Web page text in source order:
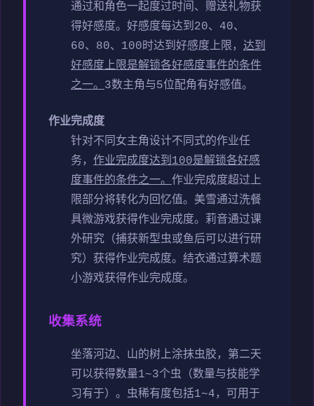
通过和角色一起度过时间、赠送礼物获
得好感度。 好感度每达到20、40、
60、80、100时达到好感度上限， 达到
好感度上限是解锁各好感度事件的条件
之一。 3数主角与5位配角有好感值。
作业完成度
针对不同女主角设计不同式的作业任
务， 作业完成度达到100是解锁各好感
度事件的条件之一。 作业完成度超过上
限部分将转化为回忆值。 美雪通过洗餐
具微游戏获得作业完成度。 莉音通过课
外研究（捕获新型虫或鱼后可以进行研
究）获得作业完成度。 结衣通过算术题
小游戏获得作业完成度。
收集系统
坐落河边、山的树上涂抹虫胶，第二天
可以获得数量1~3个虫（数量与技能学
习有于）。虫稀有度包括1~4，可用于